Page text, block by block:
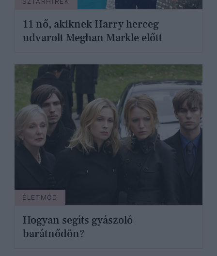
SZTÁRHÍREK
11 nő, akiknek Harry herceg
udvarolt Meghan Markle előtt
ÉLETMÓD
Hogyan segíts gyászoló
barátnődön?